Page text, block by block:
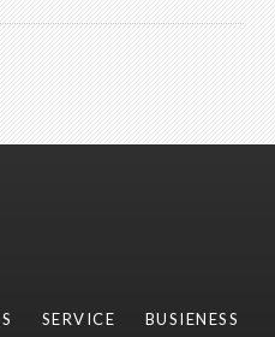
SERVICE BUSIENESS